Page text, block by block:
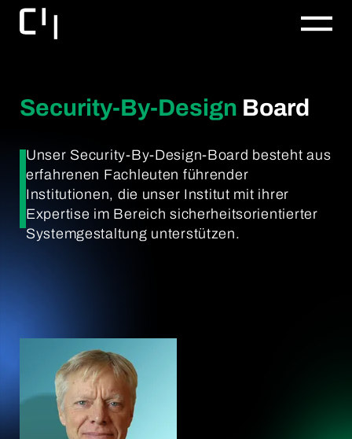
Security-By-Design Board
Unser Security-By-Design-Board besteht aus
erfahrenen Fachleuten führender
Institutionen, die unser Institut mit ihrer
Expertise im Bereich sicherheitsorientierter
Systemgestaltung unterstützen.